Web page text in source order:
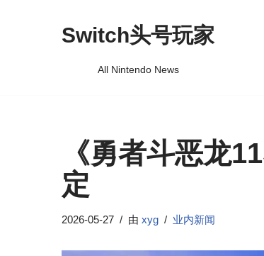
Switch头号玩家
All Nintendo News
《勇者斗恶龙
定
2026-05-27 由 xyg 业内新闻